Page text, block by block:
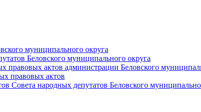
муниципального округа
Беловского муниципального округа
правовых актов администрации Беловского
правовых актов
Совета народных депутатов Беловского